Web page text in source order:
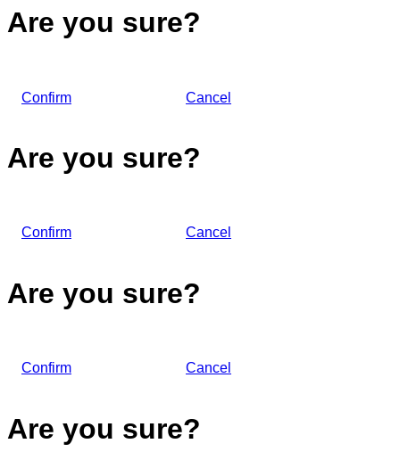
Are you sure?
Confirm Cancel
Are you sure?
Confirm Cancel
Are you sure?
Confirm Cancel
Are you sure?